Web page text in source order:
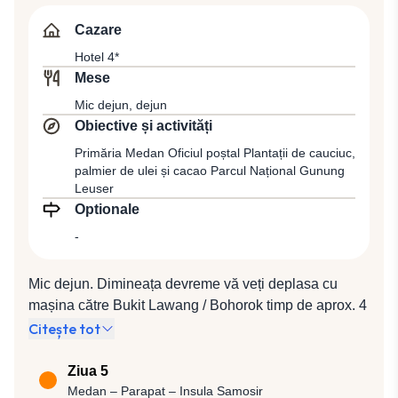
Cazare
Hotel 4*
Mese
Mic dejun, dejun
Obiective și activități
Primăria Medan Oficiul poștal Plantații de cauciuc,
palmier de ulei și cacao Parcul Național Gunung
Leuser
Optionale
-
Mic dejun. Dimineața devreme vă veți deplasa cu
mașina către Bukit Lawang / Bohorok timp de aprox. 4
ore în funcție de trafic, trecând prin Binjai și câteva
cauciuc, palmier de ulei și cacao, toate într-un peisaj
rural deosebit. Ajunși la Bukit Lawang, veți începe
Citește tot
Ziua 5
Medan – Parapat – Insula Samosir